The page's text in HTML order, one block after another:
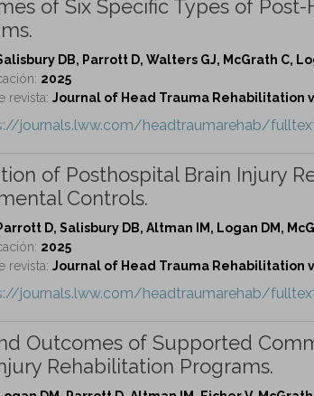
of Six Specific Types of
DB, Parrott D, Walters GJ, McGrath C,
2025
revista: Journal of Head Trauma Rehabilitation
journals.lww.com/headtraumarehab/
of Posthospital Brain Injury
Controls.
D, Salisbury DB, Altman IM, Logan DM,
2025
revista: Journal of Head Trauma Rehabilitation
journals.lww.com/headtraumarehab/
Outcomes of Supported
Rehabilitation Programs.